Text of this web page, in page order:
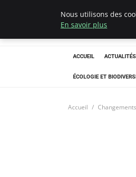
ACCUEIL
ÉCOLOGIE ET
Accueil
Nous utilisons des
En savoir plus